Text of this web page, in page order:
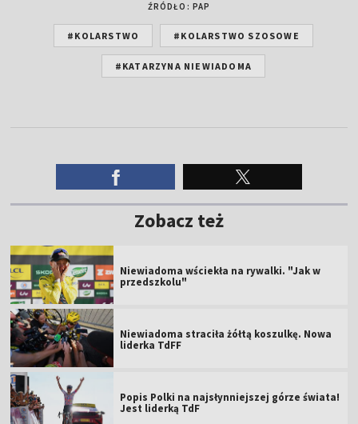
ŹRÓDŁO: PAP
#KOLARSTWO #KOLARSTWO SZOSOWE
#KATARZYNA NIEWIADOMA
Zobacz też
Niewiadoma wściekła na rywalki. "Jak w
przedszkolu"
Niewiadoma straciła żółtą koszulkę. Nowa
liderka TdFF
Popis Polki na najsłynniejszej górze świata!
Jest liderką TdF